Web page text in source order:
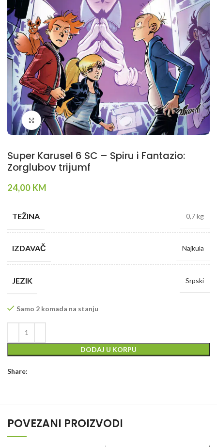
Klikni da povečaš
Super Karusel 6 SC – Spiru i Fantazio:
Zorglubov trijumf
24,00 KM
TEŽINA 0,7 kg
IZDAVAČ Najkula
JEZIK Srpski
Samo 2 komada na stanju
DODAJ U KORPU
Share:
POVEZANI PROIZVODI